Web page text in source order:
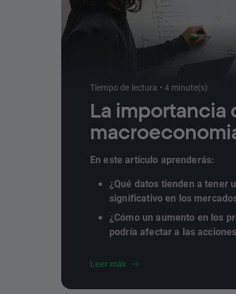
Tiempo de lectura • 4 minute(s)
La importancia
En este artículo aprenderás:
¿Qué datos tienden a tener
significativo en los
¿Cómo un aumento en los
podría afectar a las
¿Por qué el crecimiento
Leer más